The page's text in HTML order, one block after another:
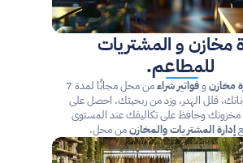
مخازن و المشتريات
للمطاعم.
مخازن و فواتير شراء
إدارة المشتريات والمخازن من محل.